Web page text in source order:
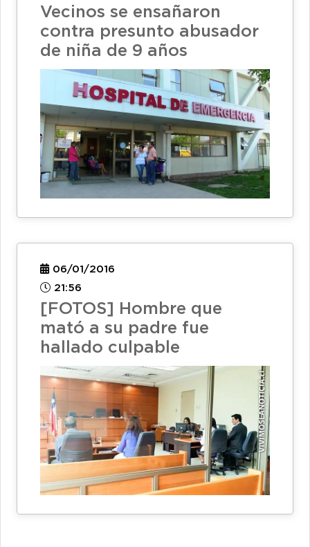
Vecinos se ensañaron
contra presunto abusador
de niña de 9 años
06/01/2016
21:56
[FOTOS] Hombre que
mató a su padre fue
hallado culpable